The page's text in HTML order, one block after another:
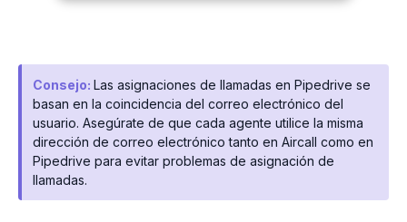
Consejo: Las asignaciones de llamadas en Pipedrive se
basan en la coincidencia del correo electrónico del
usuario. Asegúrate de que cada agente utilice la misma
dirección de correo electrónico tanto en Aircall como en
Pipedrive para evitar problemas de asignación de
llamadas.